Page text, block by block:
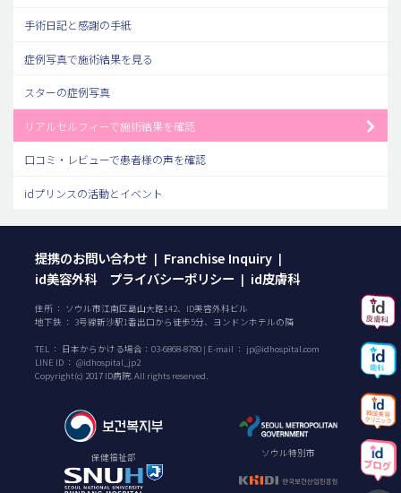
手術日記と感謝の手紙
症例写真で施術結果を見る
スターの症例写真
リアルセルフィーで施術結果を確認
口コミ・レビューで患者様の声を確認
idプリンスの活動とイベント
提携のお問い合わせ | Franchise Inquiry |
id美容外科 プライバシーポリシー | id皮膚科
住所 ： ソウル市江南区島山大路142、ID美容外科ビル
地下鉄 ： 3号線新沙駅1番出口から徒歩5分、ヨンドンホテルの隣
TEL ： 日本からかける場合： 03-6868-8780 | E-mail ： jp@idhospital.com
LINE ID ： @idhospital_jp2
Copyright(c) 2017 ID病院. All rights reserved.
保健福祉部 ソウル特別市